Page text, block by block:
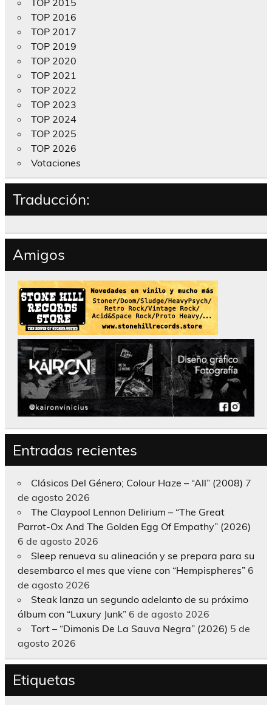
TOP 2016
TOP 2017
TOP 2019
TOP 2020
TOP 2021
TOP 2022
TOP 2023
TOP 2024
TOP 2025
TOP 2026
Votaciones
Traducción:
Amigos
Entradas recientes
Clásicos Del Género; Colour Haze – “All” (2008) 7
de agosto 2026
The Claypool Lennon Delirium – “The Great
Parrot-Ox And The Golden Egg Of Empathy” (2026)
6 de agosto 2026
Sleep renueva su alineación y se prepara para su
desembarco el mes que viene con “Hempispheres” 6
de agosto 2026
Steak lanza un segundo adelanto de su próximo
álbum con “Luxury Junk” 6 de agosto 2026
Tort – “Dimonis De La Sauva Negra” (2026) 5 de
agosto 2026
Etiquetas